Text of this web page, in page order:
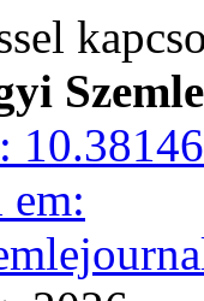
Szemle